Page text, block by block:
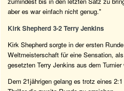
aber es war einfach nicht genug."
Kirk Shepherd 3-2 Terry Jenkins
Kirk Shepherd sorgte in der ersten
Weltmeisterschaft für eine Sensation,
gesetzten Terry Jenkins aus dem Turnier
Dem 21jährigen gelang es trotz eines